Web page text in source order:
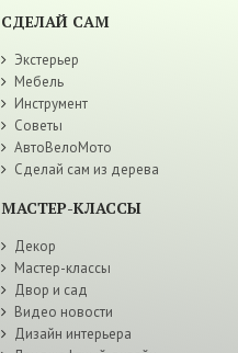
СДЕЛАЙ САМ
Экстерьер
Мебель
Инструмент
Советы
АвтоВелоМото
Сделай сам из дерева
МАСТЕР-КЛАССЫ
Декор
Мастер-классы
Двор и сад
Видео новости
Дизайн интерьера